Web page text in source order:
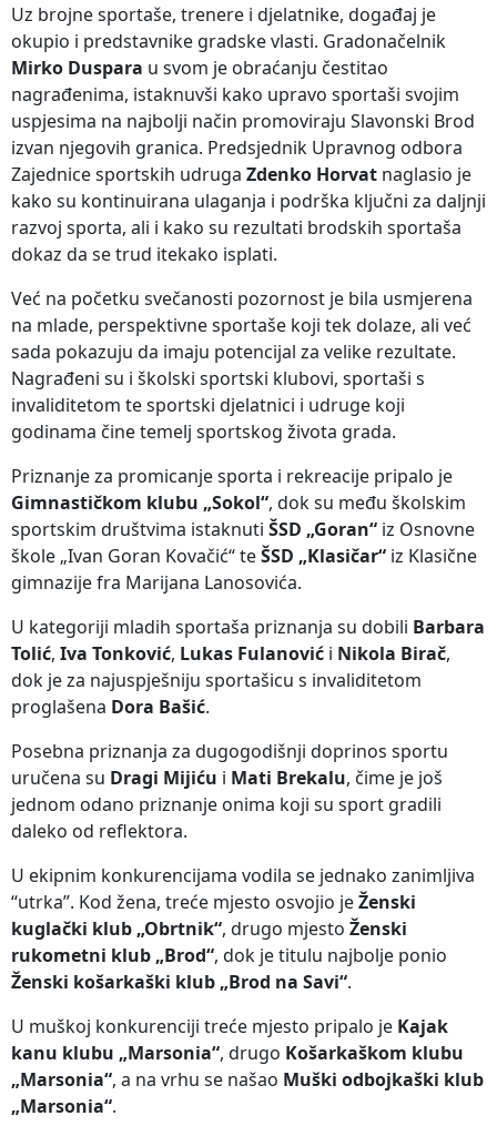
Uz brojne sportaše, trenere i djelatnike, događaj je
okupio i predstavnike gradske vlasti. Gradonačelnik
Mirko Duspara u svom je obraćanju čestitao
nagrađenima, istaknuvši kako upravo sportaši svojim
uspjesima na najbolji način promoviraju Slavonski Brod
izvan njegovih granica. Predsjednik Upravnog odbora
Zajednice sportskih udruga Zdenko Horvat naglasio je
kako su kontinuirana ulaganja i podrška ključni za daljnji
razvoj sporta, ali i kako su rezultati brodskih sportaša
dokaz da se trud itekako isplati.
Već na početku svečanosti pozornost je bila usmjerena
na mlade, perspektivne sportaše koji tek dolaze, ali već
sada pokazuju da imaju potencijal za velike rezultate.
Nagrađeni su i školski sportski klubovi, sportaši s
invaliditetom te sportski djelatnici i udruge koji
godinama čine temelj sportskog života grada.
Priznanje za promicanje sporta i rekreacije pripalo je
Gimnastičkom klubu „Sokol“, dok su među školskim
sportskim društvima istaknuti ŠSD „Goran“ iz Osnovne
škole „Ivan Goran Kovačić“ teŠSD „Klasičar“ iz Klasične
gimnazije fra Marijana Lanosovića.
U kategoriji mladih sportaša priznanja su dobili Barbara
Tolić, Iva Tonković, Lukas Fulanović i Nikola Birač,
dok je za najuspješniju sportašicu s invaliditetom
proglašena Dora Bašić.
Posebna priznanja za dugogodišnji doprinos sportu
uručena su Dragi Mijiću i Mati Brekalu, čime je još
jednom odano priznanje onima koji su sport gradili
daleko od reflektora.
U ekipnim konkurencijama vodila se jednako zanimljiva
“utrka”. Kod žena, treće mjesto osvojio jeŽenski
kuglački klub „Obrtnik“, drugo mjesto Ženski
rukometni klub „Brod“, dok je titulu najbolje ponio
Ženski košarkaški klub „Brod na Savi“.
U muškoj konkurenciji treće mjesto pripalo je Kajak
kanu klubu „Marsonia“, drugo Košarkaškom klubu
„Marsonia“, a na vrhu se našao Muški odbojkaški klub
„Marsonia“.